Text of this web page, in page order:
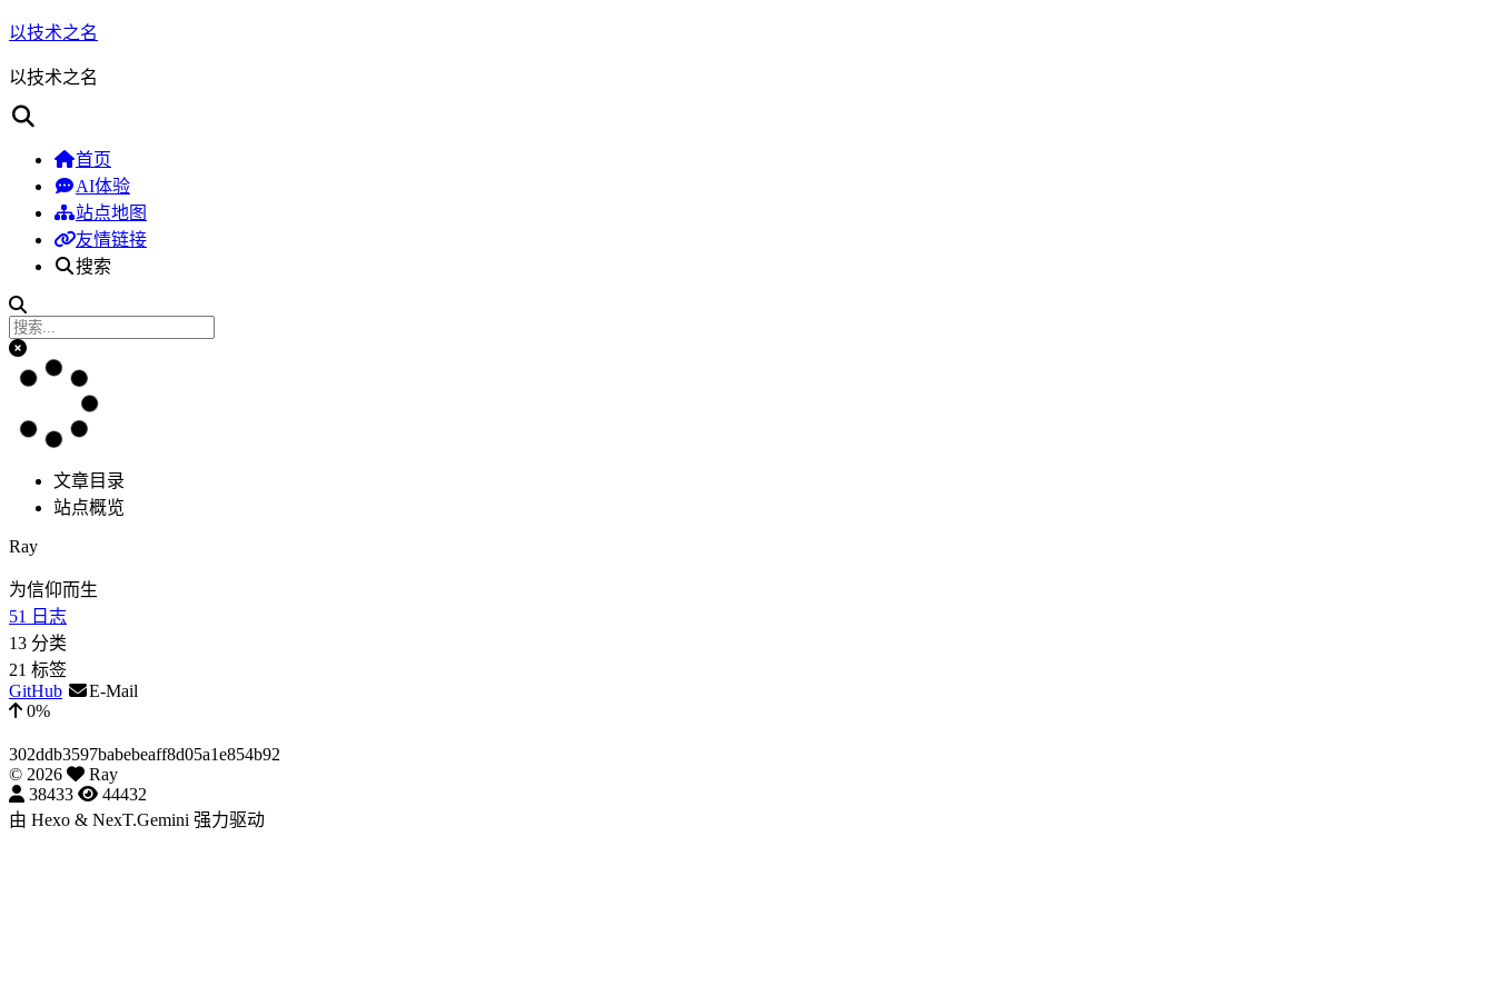
以技术之名
以技术之名
首页
AI体验
站点地图
友情链接
搜索
文章目录
站点概览
Ray
为信仰而生
51
日志
13 分类
21 标签
GitHub
E-Mail
0%
302ddb3597babebeaff8d05a1e854b92
© 2026
Ray
38433
44432
由 Hexo & NexT.Gemini 强力驱动